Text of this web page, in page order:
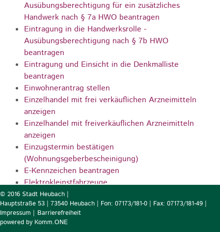
Ausübungsberechtigung für ein zusätzliches
Handwerk nach § 7a HWO beantragen
Eintragung in die Handwerksrolle -
Ausübungsberechtigung nach § 7b HWO
beantragen
Eintragung und Einsicht in die Denkmalliste
beantragen
Einwohnerantrag stellen
Einzelhandel mit frei verkäuflichen Arzneimitteln
anzeigen
Einzelhandel mit freiverkäuflichen Arzneimitteln
anzeigen
Einzugstermin bestätigen
(Wohnungsgeberbescheinigung)
E-Kennzeichen beantragen
Elektrokleinstfahrzeuge
Elektronische Institutionenkarte (SMC-B) als
Institution mit Beschäftigten in
Gesundheitsfachberufen beantragen
© 2016 Stadt Heubach |
Hauptstraße 53 | 73540 Heubach | Fon: 07173/181-0 | Fax: 07173/181-49 |
Impressum | Barrierefreiheit
powered by Komm.ONE